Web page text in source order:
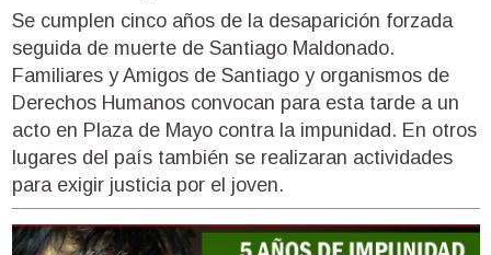
Se cumplen cinco años de la desaparición forzada
seguida de muerte de Santiago Maldonado.
Familiares y Amigos de Santiago y organismos de
Derechos Humanos convocan para esta tarde a un
acto en Plaza de Mayo contra la impunidad. En otros
lugares del país también se realizaran actividades
para exigir justicia por el joven.